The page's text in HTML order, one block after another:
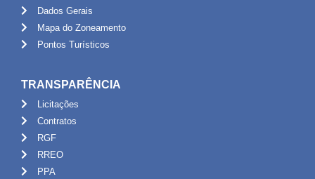
Dados Gerais
Mapa do Zoneamento
Pontos Turísticos
TRANSPARÊNCIA
Licitações
Contratos
RGF
RREO
PPA